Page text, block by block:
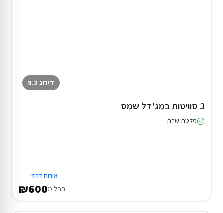
דירוג 9.2
3 סוויטות במג'דל שמס
פלטת שבת
אירוח דרוזי
החל מ₪600